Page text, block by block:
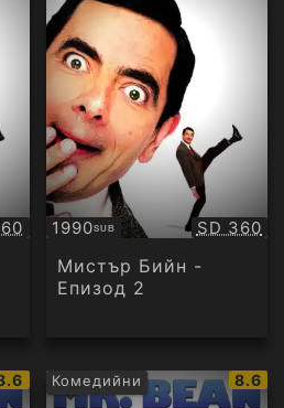
1990SUB
Субтитри SD 360
Мистър Бийн -
Епизод 2
рейтинг:
Комедийни
IMDb
8.6